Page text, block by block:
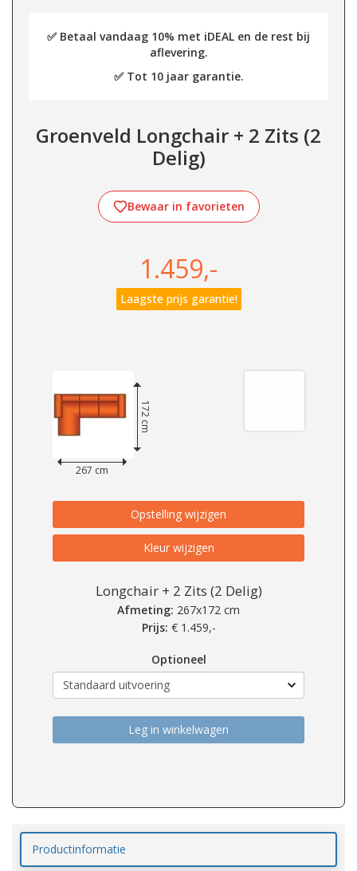
✅ Betaal vandaag 10% met iDEAL en de rest bij
aflevering.
✅ Tot 10 jaar garantie.
Groenveld Longchair + 2 Zits (2
Delig)
Bewaar in favorieten
1.459,-
Laagste prijs garantie!
267 cm
172 cm
Opstelling wijzigen
Kleur wijzigen
Longchair + 2 Zits (2 Delig)
Afmeting: 267x172 cm
Prijs: € 1.459,-
Optioneel
Leg in winkelwagen
Productinformatie